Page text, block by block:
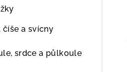
číše a svícny
srdce a půlkoule